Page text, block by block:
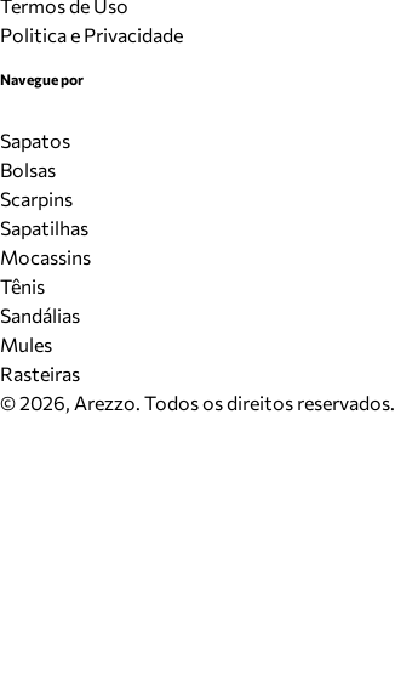
Termos de Uso
Politica e Privacidade
Navegue por
Sapatos
Bolsas
Scarpins
Sapatilhas
Mocassins
Tênis
Sandálias
Mules
Rasteiras
©2026, Arezzo. Todos os direitos reservados.